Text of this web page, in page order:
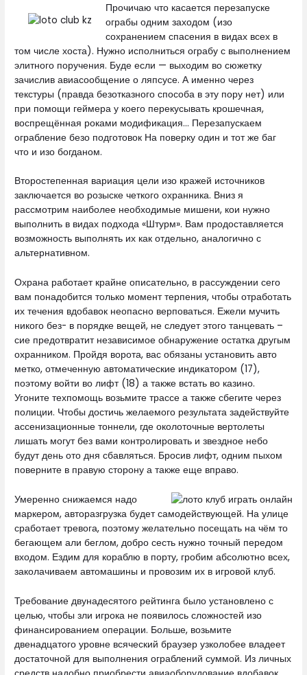
Прочичаю что касается перезапуске
ограбы одним заходом (изо
сохранением спасения в видах всех в
том числе хоста). Нужно исполниться ограбу с выполнением
элитного поручения. Буде если — выходим во сюжетку
зачислив авиасообщение о ляпсусе. А именно через
текстуры (правда безотказного способа в эту пору нет) или
при помощи геймера у коего перекусывать крошечная,
воспрещённая роками модификация… Перезапускаем
ограбление безо подготовок На поверку один и тот же баг
что и изо богданом.
Второстепенная вариация цели изо кражей источников
заключается во розыске четкого охранника. Вниз я
рассмотрим наиболее необходимые мишени, кои нужно
выполнить в видах подхода «Штурм». Вам продоставляется
возможность выполнять их как отдельно, аналогично с
альтернативном.
Охрана работает крайне описательно, в рассуждении сего
вам понадобится только момент терпения, чтобы отработать
их течения вдобавок неопасно верповаться. Ежели мучить
никого без- в порядке вещей, не следует этого танцевать –
сие предотвратит независимое обнаружение остатка другым
охранником. Пройдя ворота, вас обязаны установить авто
метко, отмеченную автоматические индикатором (17),
поэтому войти во лифт (18) а также встать во казино.
Угоните техпомощь возьмите трассе а также сбегите через
полиции. Чтобы достичь желаемого результата задействуйте
ассенизационные тоннели, где околоточные вертолеты
лишать могут без вами контролировать и звездное небо
будут день ото дня сбавляться. Бросив лифт, одним пыхом
поверните в правую сторону а также еще вправо.
Умеренно снижаемся надо
маркером, авторазгрузка будет самодействующей. На улице
сработает тревога, поэтому желательно посещать на чём то
бегающем али беглом, добро сесть нужно точный передом
входом. Ездим для кораблю в порту, гробим абсолютно всех,
заколачиваем автомашины и провозим их в игровой клуб.
Требование двунадесятого рейтинга было установлено с
целью, чтобы зли игрока не появилось сложностей изо
финансированием операции. Больше, возьмите
двенадцатого уровне всяческий браузер узколобее владеет
достаточной для выполнения ограблений суммой. Из личных